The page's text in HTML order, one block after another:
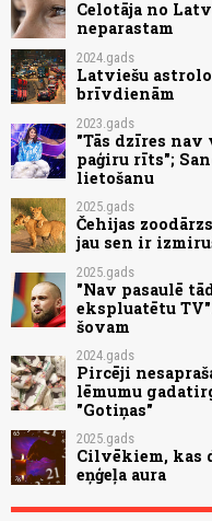
Celotāja no
neparastam
2024.gads
Latviešu
brīvdienām
2023.gads
"Tās dzīres
paģiru rīts";
lietošanu
2025.gads
Čehijas
jau sen ir
2025.gads
"Nav pasaulē
ekspluatētu
šovam
2024.gads
Pircēji
lēmumu
"Gotiņas"
2025.gads
Cilvēkiem, kas
eņģeļa aura